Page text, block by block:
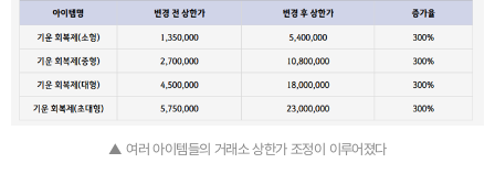
▲ 여러 아이템들의 거래소 상한가 조정이 이루어졌다